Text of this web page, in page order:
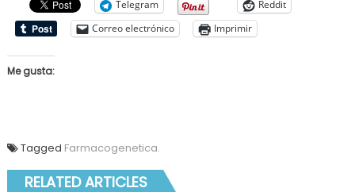
Telegram
Reddit
Correo electrónico
Imprimir
Me gusta:
Tagged Farmacogenetica.
RELATED ARTICLES